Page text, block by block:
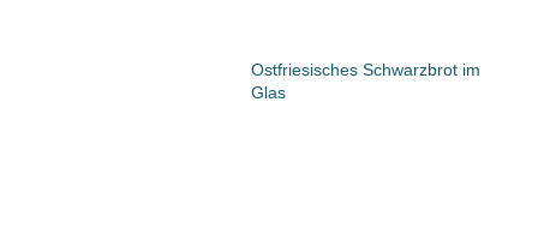
Ostfriesisches Schwarzbrot im
Glas